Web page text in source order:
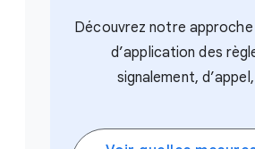
Découvrez notre
d’application des
signalement,